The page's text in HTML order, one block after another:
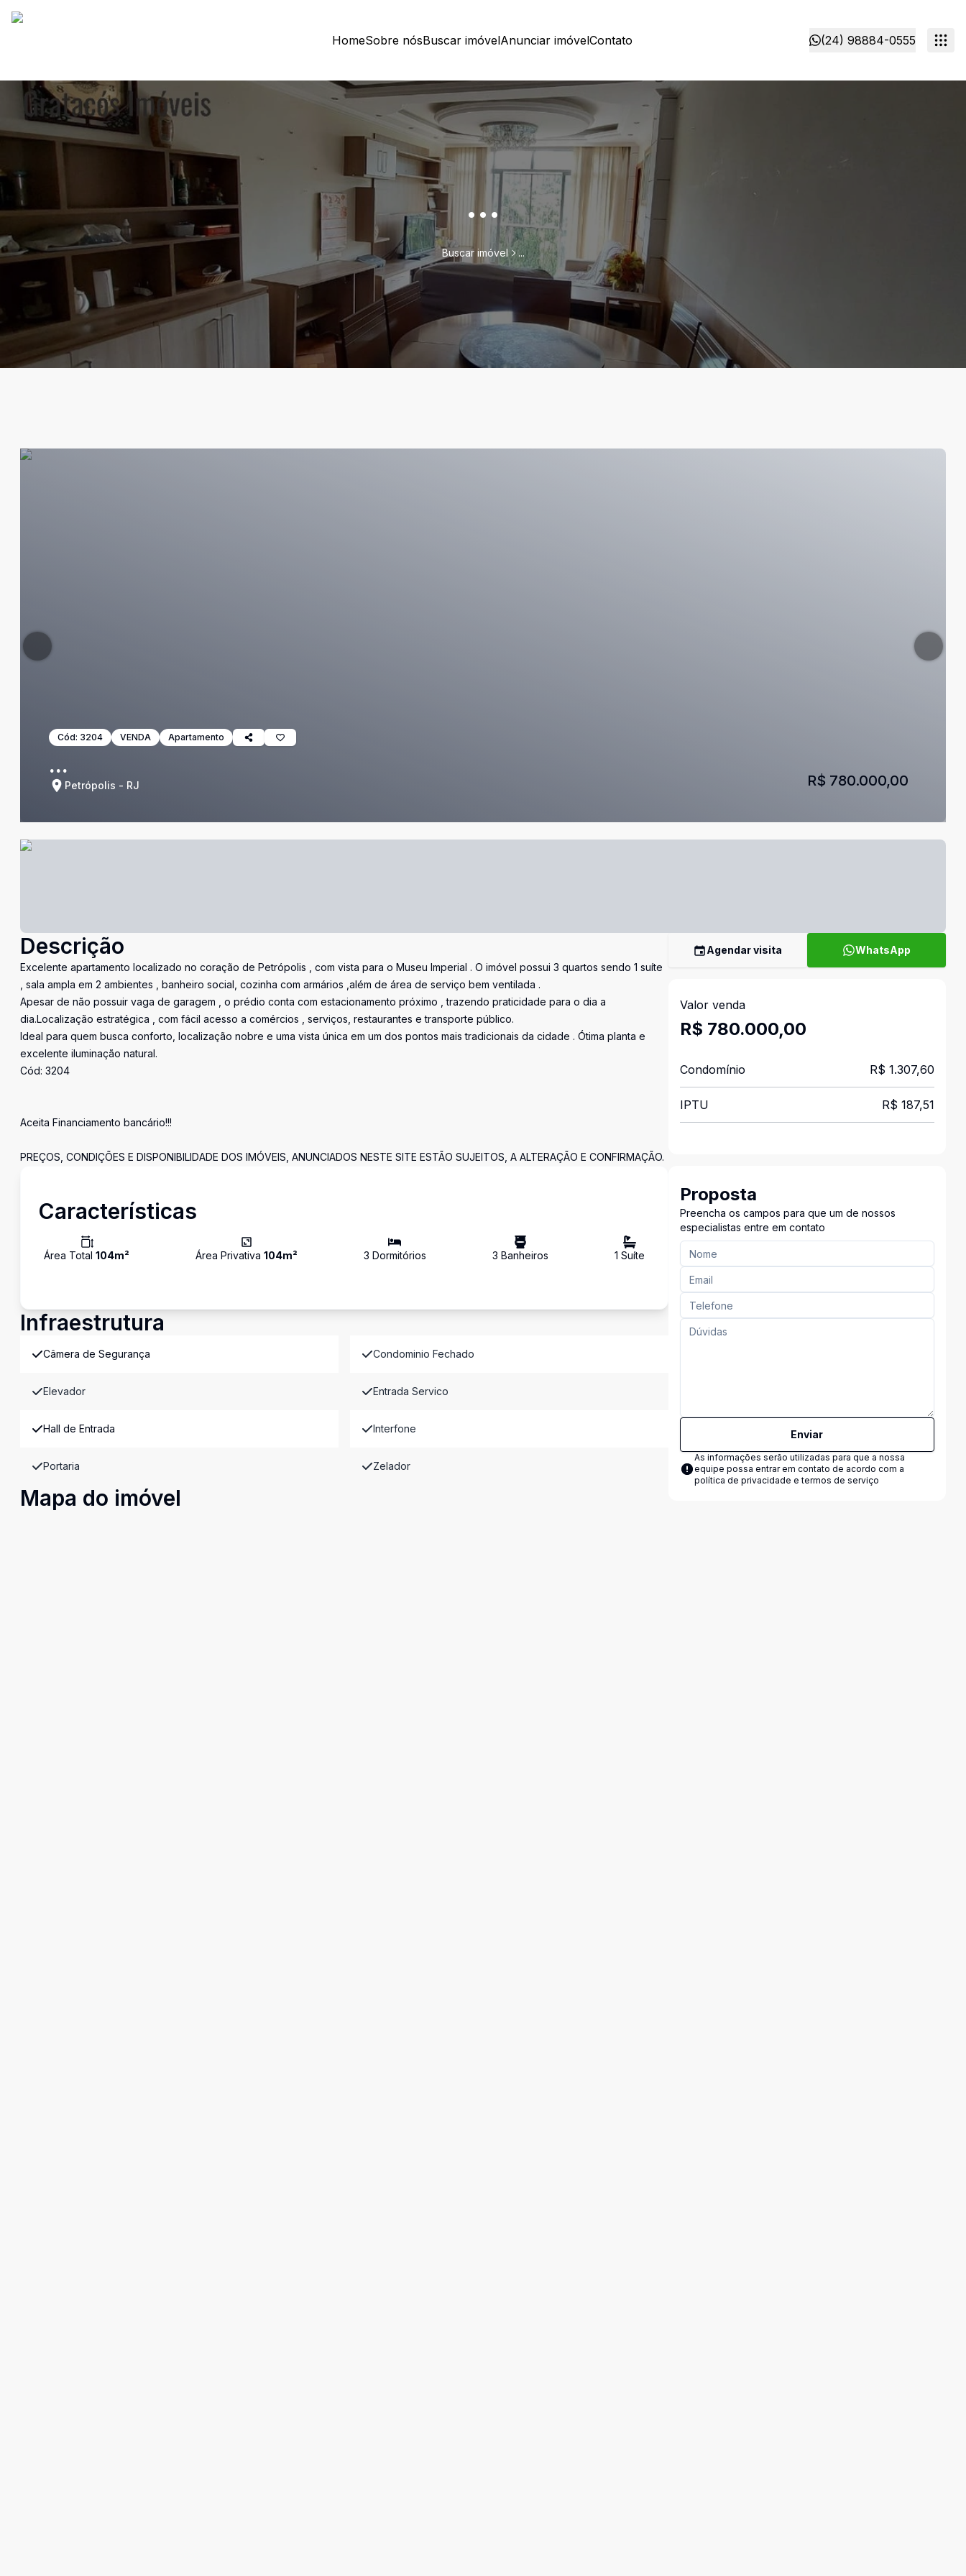
HomeSobre nósBuscar imóvelAnunciar imóvelContato (24) 98884-0555
...
Buscar imóvel ...
Cód: 3204 VENDA Apartamento
...
Petrópolis - RJ R$ 780.000,00
Descrição
Excelente apartamento localizado no coração de Petrópolis , com vista para o Museu Imperial . O imóvel possui 3 quartos sendo 1 suíte
, sala ampla em 2 ambientes , banheiro social, cozinha com armários ,além de área de serviço bem ventilada .
Apesar de não possuir vaga de garagem , o prédio conta com estacionamento próximo , trazendo praticidade para o dia a
dia.Localização estratégica , com fácil acesso a comércios , serviços, restaurantes e transporte público.
Ideal para quem busca conforto, localização nobre e uma vista única em um dos pontos mais tradicionais da cidade . Ótima planta e
excelente iluminação natural.
Cód: 3204
Aceita Financiamento bancário!!!
PREÇOS, CONDIÇÕES E DISPONIBILIDADE DOS IMÓVEIS, ANUNCIADOS NESTE SITE ESTÃO SUJEITOS, A ALTERAÇÃO E CONFIRMAÇÃO.
Características
Área Total 104m² Área Privativa 104m² 3 Dormitórios 3 Banheiros 1 Suíte
Infraestrutura
Câmera de Segurança Condominio Fechado
Elevador Entrada Servico
Hall de Entrada Interfone
Portaria Zelador
Mapa do imóvel
Agendar visita WhatsApp
Valor venda
R$ 780.000,00
Condomínio R$ 1.307,60
IPTU R$ 187,51
Proposta
Preencha os campos para que um de nossos
especialistas entre em contato
Enviar
As informações serão utilizadas para que a nossa
equipe possa entrar em contato de acordo com a
política de privacidade e termos de serviço